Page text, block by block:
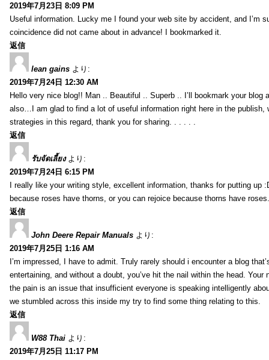
2019年7月23日 8:09 PM
Useful information. Lucky me I found your web site by accident, and I’m
coincidence did not came about in advance! I bookmarked it.
返信
lean gains より:
2019年7月24日 12:30 AM
Hello very nice blog!! Man .. Beautiful .. Superb .. I’ll bookmark your blog
also…I am glad to find a lot of useful information right here in the publish,
strategies in this regard, thank you for sharing. . . . . .
返信
รับจัดเลี้ยง より:
2019年7月24日 6:15 PM
I really like your writing style, excellent information, thanks for putting up
because roses have thorns, or you can rejoice because thorns have
返信
John Deere Repair Manuals より:
2019年7月25日 1:16 AM
I’m impressed, I have to admit. Truly rarely should i encounter a blog
entertaining, and without a doubt, you’ve hit the nail within the head. Your
the pain is an issue that insufficient everyone is speaking intelligently
we stumbled across this inside my try to find some thing relating to this.
返信
W88 Thai より:
2019年7月25日 11:17 PM